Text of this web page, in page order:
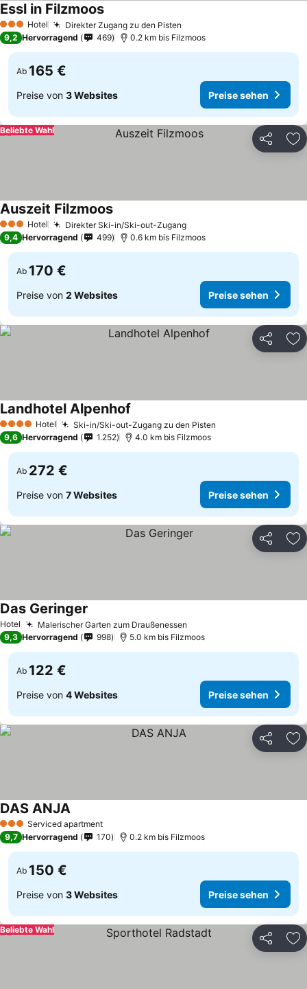
3 SterneHotel Direkter Zugang zu den Pisten
Essl in FilzmoosPreise sehen
9,2 Hervorragend 469 0.2 km bis Filzmoos
Ab 165 €
Preise von 3 Websites Preise sehen
Teilen
Beliebte Wahl
3 SterneHotel Direkter Ski-in/Ski-out-ZugangPreise sehen
Auszeit FilzmoosPreise sehen
9,4 Hervorragend 499 0.6 km bis Filzmoos
Ab 170 €
Preise von 2 Websites Preise sehen
Teilen
4 Sterne Hotel Ski-in/Ski-out-Zugang zu den Pisten
Landhotel Alpenhof
9,6 Hervorragend 1.252 4.0 km bis Filzmoos
Ab 272 €
Preise von 7 Websites Preise sehen
Teilen
Hotel Malerischer Garten zum Draußenessen
Das Geringer
9,3 Hervorragend 998 5.0 km bis Filzmoos
Ab 122 €
Preise von 4 Websites Preise sehen
Teilen
3 SterneServiced apartment
DAS ANJAPreise sehen
9,7 Hervorragend 170 0.2 km bis Filzmoos
Ab 150 €
Preise von 3 Websites Preise sehen
Teilen
Beliebte Wahl